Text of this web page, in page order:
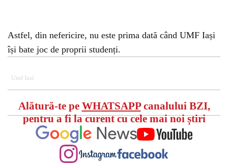
Astfel, din nefericire, nu este prima dată când UMF Iași
își bate joc de proprii studenți.
Umf Iasi
Alătură-te pe WHATSAPPcanalului BZI,
pentru a fi la curent cu cele mai noi știri